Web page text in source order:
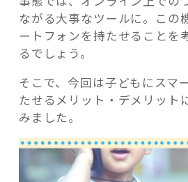
ながる大事なツールに。この
ートフォンを持たせることを
るでしょう。
そこで、今回は子どもにスマ
たせるメリット・デメリット
みました。